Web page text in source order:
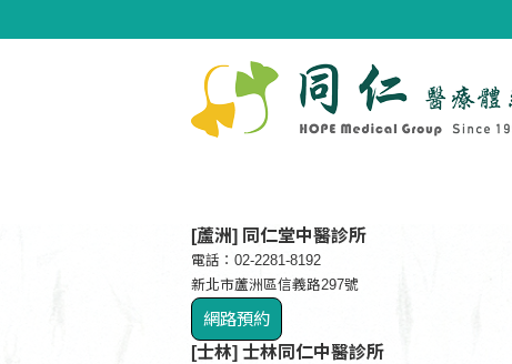
[蘆洲] 同仁堂中醫診所
電話：02-2281-8192
新北市蘆洲區信義路297號
網路預約
[士林] 士林同仁中醫診所